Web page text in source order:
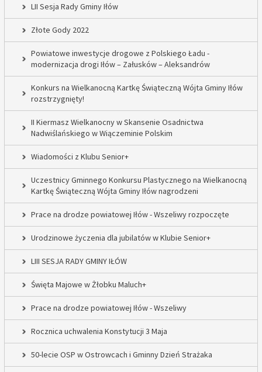
LII Sesja Rady Gminy Iłów
Złote Gody 2022
Powiatowe inwestycje drogowe z Polskiego Ładu -
modernizacja drogi Iłów – Załusków – Aleksandrów
Konkurs na Wielkanocną Kartkę Świąteczną Wójta Gminy Iłów
rozstrzygnięty!
II Kiermasz Wielkanocny w Skansenie Osadnictwa
Nadwiślańskiego w Wiączeminie Polskim
Wiadomości z Klubu Senior+
Uczestnicy Gminnego Konkursu Plastycznego na Wielkanocną
Kartkę Świąteczną Wójta Gminy Iłów nagrodzeni
Prace na drodze powiatowej Iłów - Wszeliwy rozpoczęte
Urodzinowe życzenia dla jubilatów w Klubie Senior+
LIII SESJA RADY GMINY IŁÓW
Święta Majowe w Żłobku Maluch+
Prace na drodze powiatowej Iłów - Wszeliwy
Rocznica uchwalenia Konstytucji 3 Maja
50-lecie OSP w Ostrowcach i Gminny Dzień Strażaka